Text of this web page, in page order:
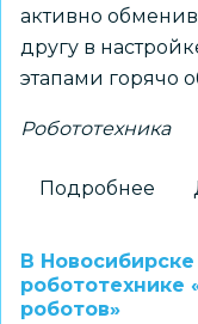
активно
другу в
этапами горячо
Робототехника
Подробнее
В
робототехнике
роботов»